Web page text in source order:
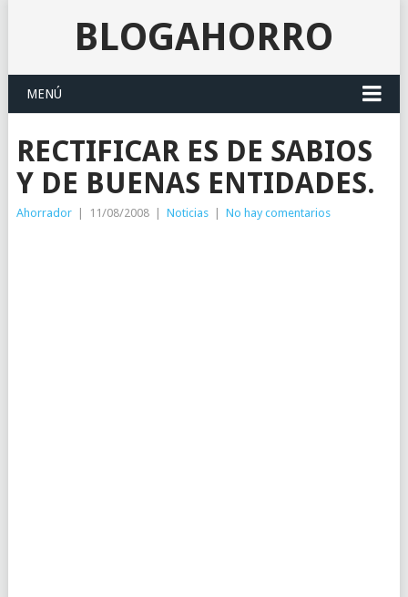
BLOGAHORRO
MENÚ
RECTIFICAR ES DE SABIOS
Y DE BUENAS ENTIDADES.
Ahorrador 11/08/2008 Noticias No hay comentarios